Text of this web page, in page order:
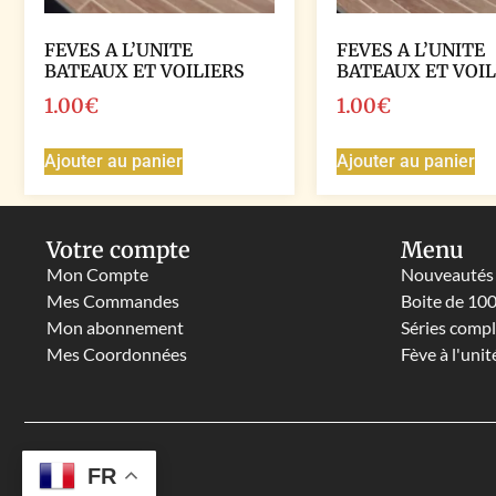
FEVES A L’UNITE
BATEAUX ET VOILIERS
1.00€
Ajouter au panier
FEVES A L’UNITE
BATEAUX ET
1.00€
Ajouter au panier
Votre compte
Mon Compte
Mes Commandes
Mon abonnement
Mes Coordonnées
Menu
Nouveautés
Boite de 100
Séries
Fève à
FR